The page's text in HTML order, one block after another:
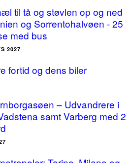
til tå og støvlen op og ned
og Sorrentohalvøen - 25
med bus
2027
fortid og dens biler
– Udvandrere i
samt Varberg med 2